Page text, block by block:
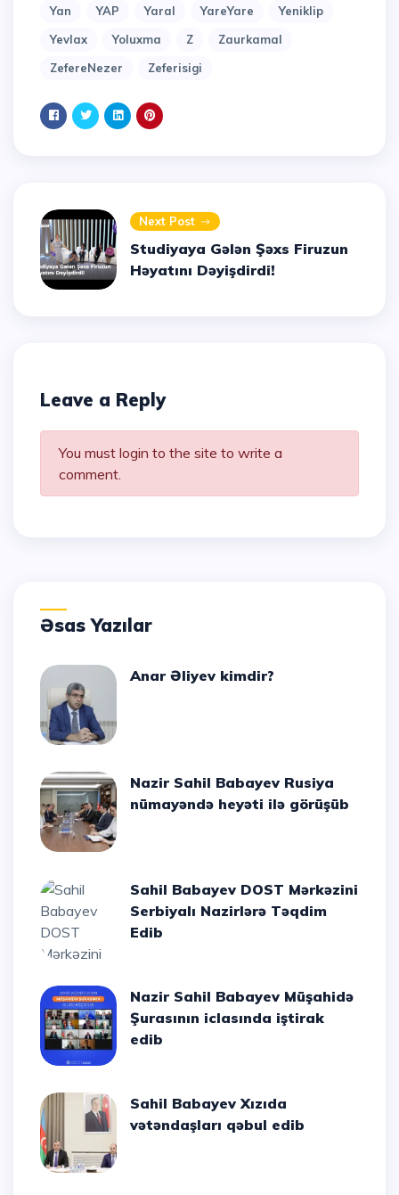
Yan
YAP Yaral YareYare
Yeniklip
Yevlax
Yoluxma Z
Zaurkamal
ZefereNezer
Zeferisigi
Next Post
Studiyaya Gələn Şəxs Firuzun
Həyatını Dəyişdirdi!
Leave a Reply
You must login to the site to write a
comment.
Əsas Yazılar
Anar Əliyev kimdir?
Nazir Sahil Babayev Rusiya
nümayəndə heyəti ilə görüşüb
Sahil Babayev DOST Mərkəzini
Serbiyalı Nazirlərə Təqdim
Edib
Nazir Sahil Babayev Müşahidə
Şurasının iclasında iştirak
edib
Sahil Babayev Xızıda
vətəndaşları qəbul edib